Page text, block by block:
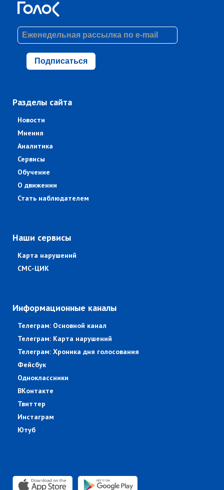
Подписаться
Разделы сайта
Новости
Мнения
Аналитика
Сервисы
Обучение
О движении
Стать наблюдателем
Наши сервисы
Карта нарушений
СМС-ЦИК
Информационные каналы
Телеграм: Основной канал
Телеграм: Карта нарушений
Телеграм: Хроника дня голосования
Фейсбук
Одноклассники
ВКонтакте
Твиттер
Инстаграм
Ютуб